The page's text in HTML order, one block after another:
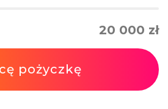
20 000 zł
pożyczkę